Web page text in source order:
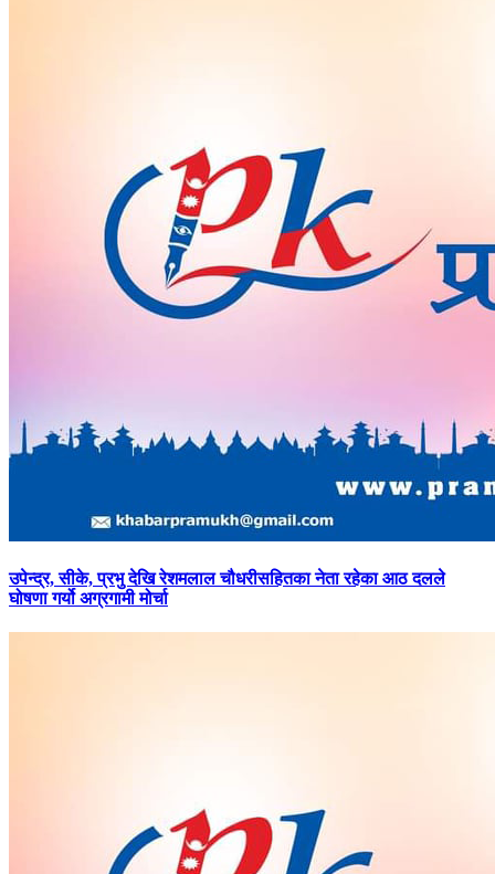
उपेन्द्र,सीके, प्रभु देखि रेशमलाल चौधरीसहितका नेता रहेका आठ दलले
घोषणा गर्यो अग्रगामी मोर्चा